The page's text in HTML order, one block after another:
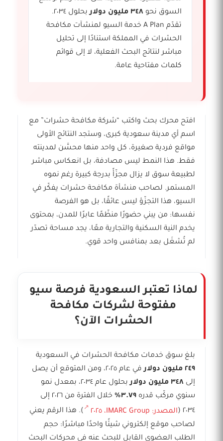
السوق نحو ٣٤٨ مليون دولار
بحلول ٢٠٣٤.
تقدّم A Plan خدمة السيو لمنشآت مكافحة
الحشرات في المملكة استنادًا إلى تحليل
مباشر لنتائج البحث الفعلية، لا إلى قوائم
كلمات مفتاحية عامة.
افتح محرك بحث واكتب “شركة مكافحة حشرات” مع
اسم أي مدينة سعودية كبرى، وستجد النتائج الأولى
مواقع فردية صغيرة، كل واحد منها محسَّن لمدينته
فقط. هذا النمط ليس مصادفة، بل انعكاس مباشر
لطبيعة سوق لا يزال مجزّأً بدرجة كبيرة رغم نموه
المستمر. لصاحب منشأة مكافحة حشرات يفكّر في
السيو، هذا التجزّؤ ليس عائقًا، بل هو الفرصة
نفسها: من يبني حضورًا منظّمًا عابرًا للمدن، بمحتوى
يخدم النية السكنية والتجارية معًا، يجد مساحة تصدّر
لم تُشغَل بعد بمنافس واحد قوي.
لماذا تعتبر السعودية فرصة سيو
مفتوحة لشركات مكافحة
الحشرات الآن؟
بلغ سوق خدمات مكافحة الحشرات في السعودية
٢٤٩ مليون دولار
في عام ٢٠٢٥، ومن المتوقع أن يصل
إلى ٣٤٨ مليون دولار
بحلول عام ٢٠٣٤، بمعدل نمو
سنوي مركّب قدره ٣.٧٩٪
خلال الفترة من ٢٠٢٦ إلى
٢٠٣٤ (
المصدر: IMARC Group، ٢٠٢٥
). هذا الرقم يعني
لصاحب موقع إلكتروني شيئًا واحدًا مباشرًا: حجم
الطلب العضوي القابل للبحث عنه في محركات البحث